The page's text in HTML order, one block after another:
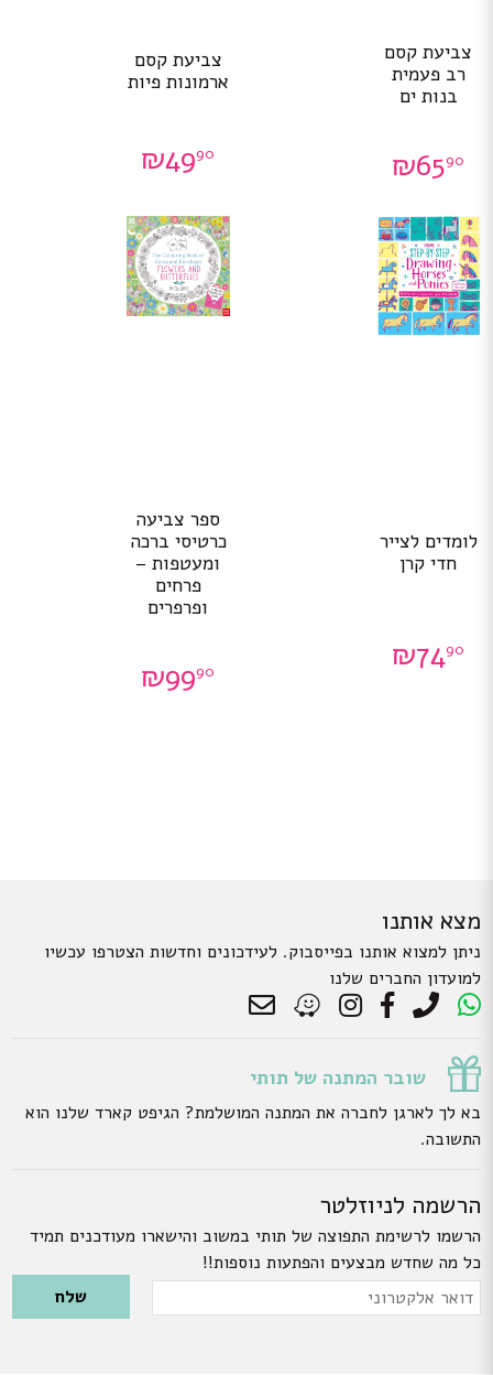
צביעת קסם
רב פעמית
בנות ים
₪6590
צביעת קסם
ארמונות פיות
₪4990
לומדים לצייר
חדי קרן
₪7490
ספר צביעה
כרטיסי ברכה
ומעטפות –
פרחים
ופרפרים
₪9990
מצא אותנו
ניתן למצוא אותנו בפייסבוק. לעידכונים וחדשות הצטרפו עכשיו
למועדון החברים שלנו
שובר המתנה של תותי
בא לך לארגן לחברה את המתנה המושלמת? הגיפט קארד שלנו הוא
התשובה.
הרשמה לניוזלטר
הרשמו לרשימת התפוצה של תותי במשוב והישארו מעודכנים תמיד
כל מה שחדש מבצעים והפתעות נוספות!!
Please leave this field empty.
דואר